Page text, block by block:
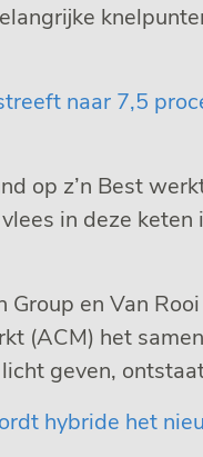
naar 7,5
op z’n Best
in deze
Group en Van
(ACM) het
geven,
hybride het